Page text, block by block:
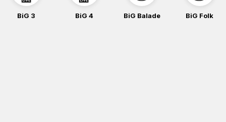
BiG 3 BiG 4 BiG Balade BiG Folk